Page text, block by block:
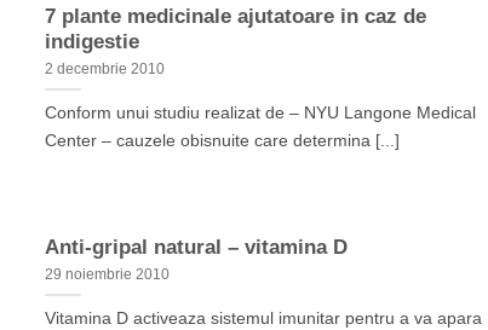
7 plante medicinale ajutatoare in caz de
indigestie
2 decembrie 2010
Conform unui studiu realizat de – NYU Langone Medical
Center – cauzele obisnuite care determina [...]
Anti-gripal natural – vitamina D
29 noiembrie 2010
Vitamina D activeaza sistemul imunitar pentru a va apara